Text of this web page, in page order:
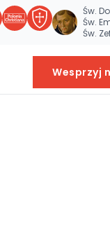
Św.
Św.
Św.
Wesprzyj